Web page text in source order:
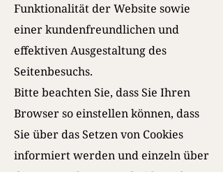
Funktionalität der Website sowie
einer kundenfreundlichen und
effektiven Ausgestaltung des
Seitenbesuchs.
Bitte beachten Sie, dass Sie Ihren
Browser so einstellen können, dass
Sie über das Setzen von Cookies
informiert werden und einzeln über